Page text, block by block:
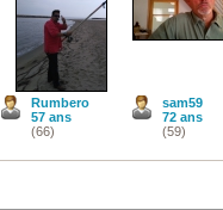
Rumbero
57 ans
(66)
sam59
72 ans
(59)